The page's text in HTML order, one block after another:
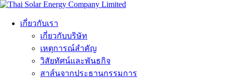
เกี่ยวกับเรา
เกี่ยวกับบริษัท
เหตุการณ์สำคัญ
วิสัยทัศน์และพันธกิจ
สาส์นจากประธานกรรมการ